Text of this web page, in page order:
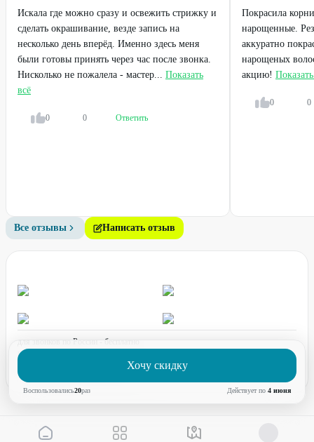
Хочу скидку
Воспользовались20раз Действует по 4 июня
Искала где можно сразу и освежить стрижку и
сделать окрашивание, везде запись на
несколько день вперёд. Именно здесь меня
были готовы принять через час после звонка.
Нисколько не пожалела - мастер... Показать
всё
0 0 Ответить
Покрасила
нарощенные.
аккуратно
нарощеных
акцию!
0 0
Все отзывы Написать отзыв
для звонков по России - бесплатно
график работы:
ПН-ПТ с 08:00 до 17:00 (по МСК)